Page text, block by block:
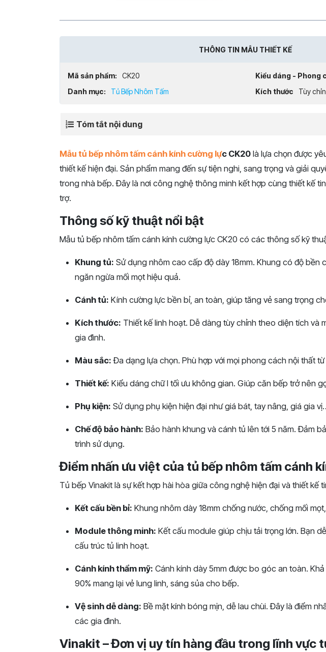
THÔNG TIN MẪU THIẾT KẾ
Mã sản phẩm: CK20 Kiểu dáng - Phong
Danh mục:
Tủ Bếp Nhôm Tấm Kích thước Tùy
Tóm tắt nội dung
Mẫu tủ bếp nhôm tấm cánh kính cường lực CK20 là lựa chọn được
thiết kế hiện đại. Sản phẩm mang đến sự tiện nghi, sang trọng và giải
trong nhà bếp. Đây là nơi công nghệ thông minh kết hợp cùng thiết kế
trợ.
Thông số kỹ thuật nổi bật
Mẫu tủ bếp nhôm tấm cánh kính cường lực CK20 có các thông số kỹ
Khung tủ: Sử dụng nhôm cao cấp độ dày 18mm. Khung có độ bền
ngăn ngừa mối mọt hiệu quả.
Cánh tủ: Kính cường lực bền bỉ, an toàn, giúp tăng vẻ sang trọng
Kích thước: Thiết kế linh hoạt. Dễ dàng tùy chỉnh theo diện tích và
gia đình.
Màu sắc: Đa dạng lựa chọn. Phù hợp với mọi phong cách nội thất từ
Thiết kế: Kiểu dáng chữ I tối ưu không gian. Giúp căn bếp trở nên
Phụ kiện: Sử dụng phụ kiện hiện đại như giá bát, tay nâng, giá gia
Chế độ bảo hành: Bảo hành khung và cánh tủ lên tới 5 năm. Đảm
trình sử dụng.
Điểm nhấn ưu việt của tủ bếp nhôm tấm cánh
Tủ bếp Vinakit là sự kết hợp hài hòa giữa công nghệ hiện đại và thiết kế
Kết cấu bền bỉ: Khung nhôm dày 18mm chống nước, chống mối
Module thông minh: Kết cấu module giúp chịu tải trọng lớn. Bạn
cấu trúc tủ linh hoạt.
Cánh kính thẩm mỹ: Cánh kính dày 5mm được bo góc an toàn.
90% mang lại vẻ lung linh, sáng sủa cho bếp.
Vệ sinh dễ dàng: Bề mặt kính bóng mịn, dễ lau chùi. Đây là điểm
các gia đình.
Vinakit – Đơn vị uy tín hàng đầu trong lĩnh vực